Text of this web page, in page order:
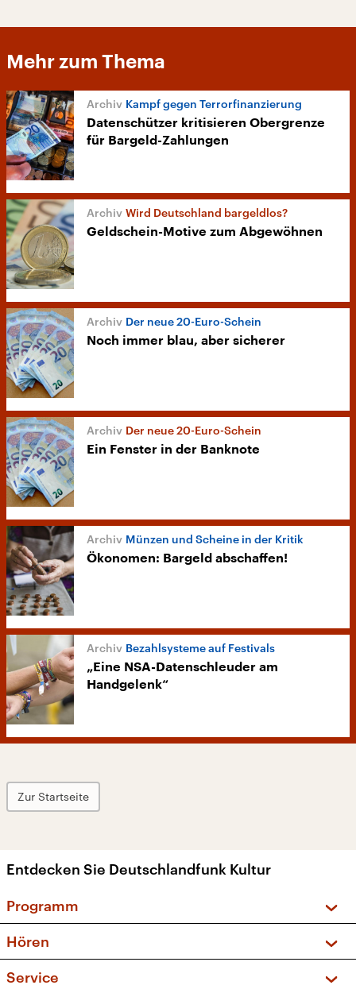
Mehr zum Thema
Kampf gegen Terrorfinanzierung
Datenschützer kritisieren Obergrenze
für Bargeld-Zahlungen
Wird Deutschland bargeldlos?
Geldschein-Motive zum Abgewöhnen
Der neue 20-Euro-Schein
Noch immer blau, aber sicherer
Der neue 20-Euro-Schein
Ein Fenster in der Banknote
Münzen und Scheine in der Kritik
Ökonomen: Bargeld abschaffen!
Bezahlsysteme auf Festivals
„Eine NSA-Datenschleuder am
Handgelenk“
Zur Startseite
Entdecken Sie Deutschlandfunk Kultur
Programm
Sendungen und Podcasts
Hören
Service